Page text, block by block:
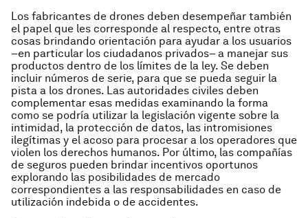
Los fabricantes de drones deben desempeñar también
el papel que les corresponde al respecto, entre otras
cosas brindando orientación para ayudar a los usuarios
–en particular los ciudadanos privados– a manejar sus
productos dentro de los límites de la ley. Se deben
incluir números de serie, para que se pueda seguir la
pista a los drones. Las autoridades civiles deben
complementar esas medidas examinando la forma
como se podría utilizar la legislación vigente sobre la
intimidad, la protección de datos, las intromisiones
ilegítimas y el acoso para procesar a los operadores que
violen los derechos humanos. Por último, las compañías
de seguros pueden brindar incentivos oportunos
explorando las posibilidades de mercado
correspondientes a las responsabilidades en caso de
utilización indebida o de accidentes.